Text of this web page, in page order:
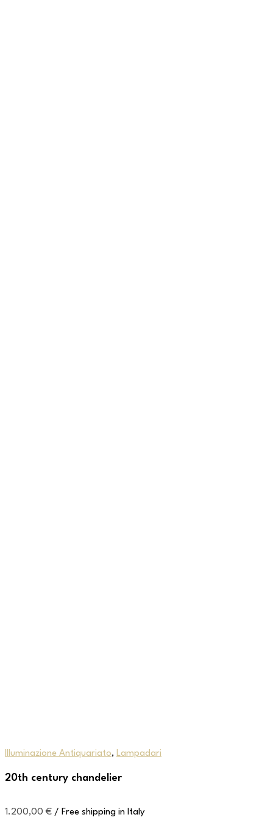
Illuminazione Antiquariato, Lampadari
20th century chandelier
1.200,00 € / Free shipping in Italy